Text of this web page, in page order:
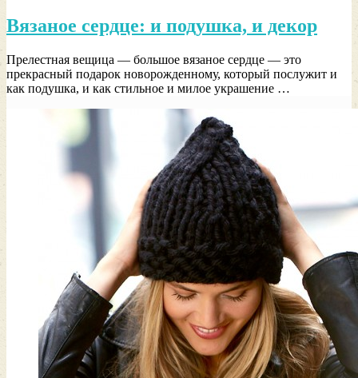
Вязаное сердце: и подушка, и декор
Прелестная вещица — большое вязаное сердце — это
прекрасный подарок новорожденному, который послужит и
как подушка, и как стильное и милое украшение …